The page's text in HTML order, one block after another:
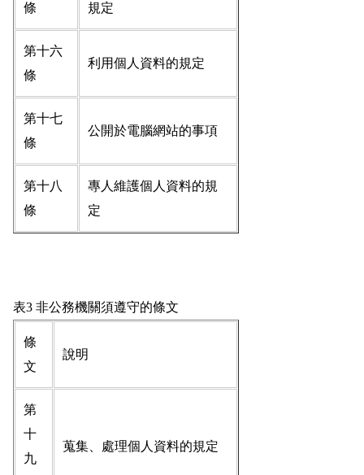
條 規定
第十六
條
利用個人資料的規定
第十七
條
公開於電腦網站的事項
第十八
條
專人維護個人資料的規
定
表3 非公務機關須遵守的條文
條
文
說明
第
十
九
蒐集、處理個人資料的規定